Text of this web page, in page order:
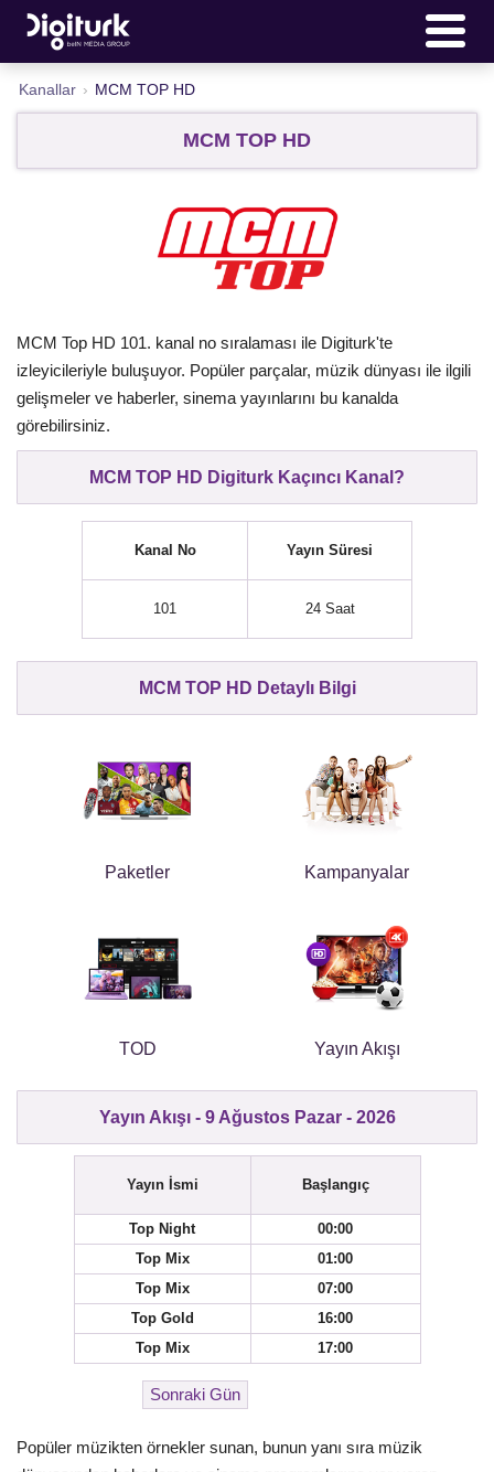
Kanallar › MCM TOP HD
MCM TOP HD
MCM Top HD 101. kanal no sıralaması ile Digiturk'te
izleyicileriyle buluşuyor. Popüler parçalar, müzik dünyası ile ilgili
gelişmeler ve haberler, sinema yayınlarını bu kanalda
görebilirsiniz.
MCM TOP HD Digiturk Kaçıncı Kanal?
Kanal No Yayın Süresi
101 24 Saat
MCM TOP HD Detaylı Bilgi
Paketler Kampanyalar
TOD Yayın Akışı
Yayın Akışı - 9 Ağustos Pazar - 2026
Yayın İsmi Başlangıç
Top Night
00:00
Top Mix
01:00
Top Mix
07:00
Top Gold
16:00
Top Mix
17:00
Popüler müzikten örnekler sunan, bunun yanı sıra müzik